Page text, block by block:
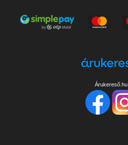
Árukereső.hu